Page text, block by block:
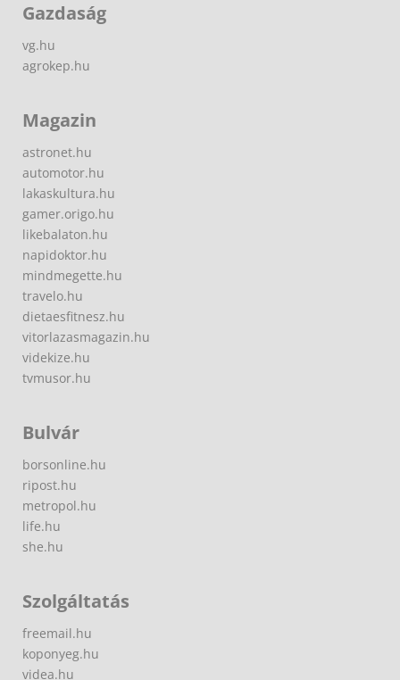
Gazdaság
vg.hu
agrokep.hu
Magazin
astronet.hu
automotor.hu
lakaskultura.hu
gamer.origo.hu
likebalaton.hu
napidoktor.hu
mindmegette.hu
travelo.hu
dietaesfitnesz.hu
vitorlazasmagazin.hu
videkize.hu
tvmusor.hu
Bulvár
borsonline.hu
ripost.hu
metropol.hu
life.hu
she.hu
Szolgáltatás
freemail.hu
koponyeg.hu
videa.hu